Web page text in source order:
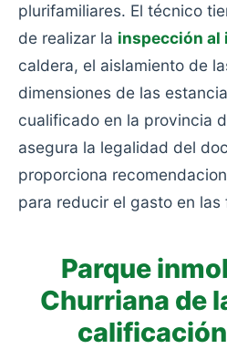
plurifamiliares. El técnico
de realizar la inspección al
caldera, el aislamiento de
dimensiones de las
cualificado en la provincia
asegura la legalidad del
proporciona
para reducir el gasto en
Parque
Churriana de